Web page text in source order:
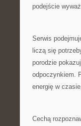
podejście
Serwis
liczą się
porodzie
odpoczynkiem.
energię w
Cechą